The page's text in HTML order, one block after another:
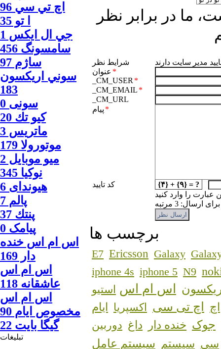
اچ تي سي 96
ا‍ تو 35
جي ال ايكس 1
سامسونگ 456
ساژم 97
سوني اريكسون
183
سونی 0
كيو تك 20
ماتريس 3
موتورولا 179
ميو موبايل 2
نوكيا 345
هیوندای 6
پالم 7
پنتك 37
پیامک 0
اس ام اس خنده
دار 169
اس ام اس
عاشقانه 118
اس ام اس
مخصوص ایام 90
گيگا بايت 22
تبلیغات
ما در برابر نظر
شرایط نظر
مدیر سایت دارند
عنوان *
_CM_USER *
_CM_EMAIL *
_CM_URL
پیام *
کد تایید
{۴} + {۹} = ?
عبارت را وارد کنید
ارسال: 3 مرتبه
برچسب ها
E7 Ericsson Galaxy
iphone 4s iphone 5 N9
اس ام اس استیو
اچ
اچ تی سی اکسپریا ایام
جوک خنده دار داغ دوربین
سی سیستم سیستم عامل